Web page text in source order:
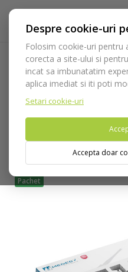
Despre cookie-uri
Folosim cookie-uri pentru
corecta a site-ului si
incat sa imbunatatim
aplica imediat si iti poti
Setari cookie-uri
Accepta doar
Acasa Instrumentar
Instrumentar extractie
Clesti
2500/SET-12
Nu puteti plasa comenzi din
(United States).
Pachet